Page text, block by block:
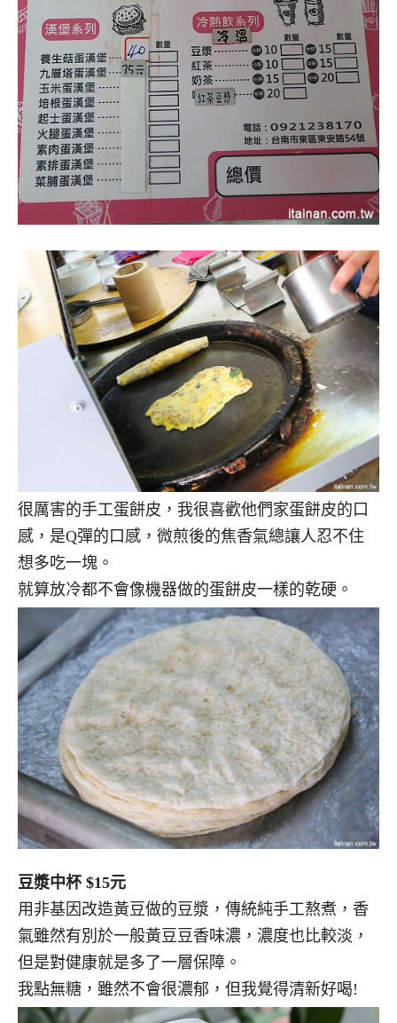
很厲害的手工蛋餅皮，我很喜歡他們家蛋餅皮的口
感，是Q彈的口感，微煎後的焦香氣總讓人忍不住
想多吃一塊。
就算放冷都不會像機器做的蛋餅皮一樣的乾硬。
豆漿中杯 $15元
用非基因改造黃豆做的豆漿，傳統純手工熬煮，香
氣雖然有別於一般黃豆豆香味濃，濃度也比較淡，
但是對健康就是多了一層保障。
我點無糖，雖然不會很濃郁，但我覺得清新好喝!